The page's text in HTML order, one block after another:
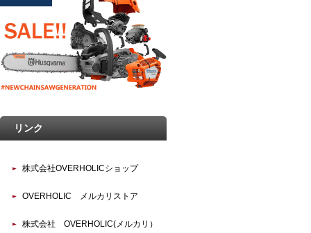
リンク
株式会社OVERHOLICショップ
OVERHOLIC メルカリストア
株式会社 OVERHOLIC(メルカリ）